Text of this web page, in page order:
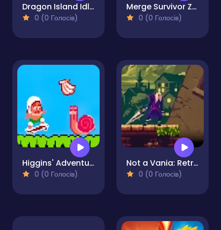
Dragon Island Idle 3D
0 (0 Голосів)
Merge Survivor Zombie
0 (0 Голосів)
Higgins' Adventure Island
0 (0 Голосів)
Not a Vania: Retro Sword Quest
0 (0 Голосів)